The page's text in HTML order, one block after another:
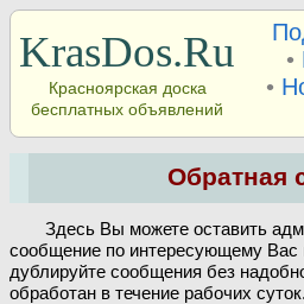
KrasDos.Ru
Красноярская доска
бесплатных объявлений
•
•
Обратная
Здесь Вы можете оставить
сообщение по интересующему Вас
дублируйте сообщения без
обработан в течение рабочих